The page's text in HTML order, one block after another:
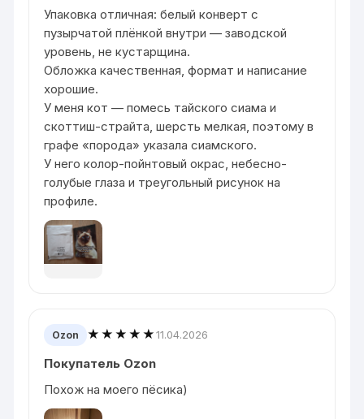
Упаковка отличная: белый конверт с
пузырчатой плёнкой внутри — заводской
уровень, не кустарщина.
Обложка качественная, формат и написание
хорошие.
У меня кот — помесь тайского сиама и
скоттиш-страйта, шерсть мелкая, поэтому в
графе «порода» указала сиамского.
У него колор-пойнтовый окрас, небесно-
голубые глаза и треугольный рисунок на
профиле.
Ozon ★★★★★11.04.2026
Покупатель Ozon
Похож на моего пёсика)